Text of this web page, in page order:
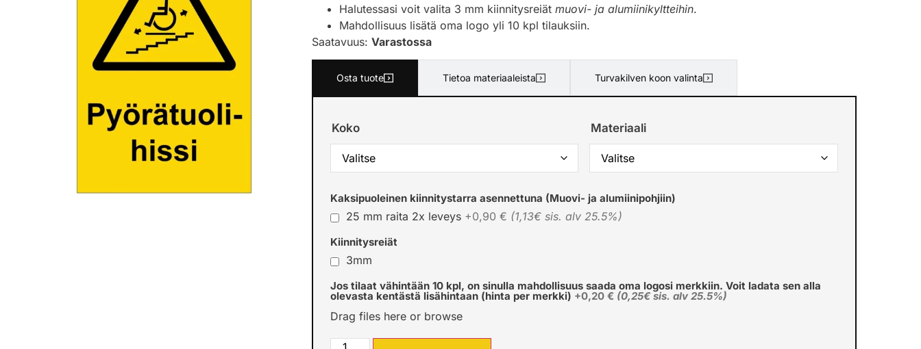
Halutessasi voit valita 3 mm kiinnitysreiät muovi- ja alumiinikyltteihin.
Mahdollisuus lisätä oma logo yli 10 kpl tilauksiin.
Saatavuus: Varastossa
Osta tuote Tietoa materiaaleista Turvakilven koon valinta
Koko Materiaali
Kaksipuoleinen kiinnitystarra asennettuna (Muovi- ja alumiinipohjiin)
25 mm raita 2x leveys +0,90 € (1,13€ sis. alv 25.5%)
Kiinnitysreiät
3mm
Jos tilaat vähintään 10 kpl, on sinulla mahdollisuus saada oma logosi merkkiin. Voit ladata sen alla
olevasta kentästä lisähintaan (hinta per merkki) +0,20 € (0,25€ sis. alv 25.5%)
Drag files here or browse